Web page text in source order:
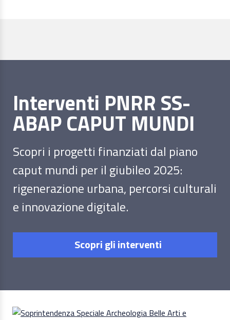
Interventi PNRR SS-
ABAP CAPUT MUNDI
Scopri i progetti finanziati dal piano
caput mundi per il giubileo 2025:
rigenerazione urbana, percorsi culturali
e innovazione digitale.
Scopri gli interventi